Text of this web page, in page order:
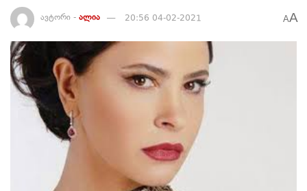
ავტორი - ალია 20:56 04-02-2021 AA